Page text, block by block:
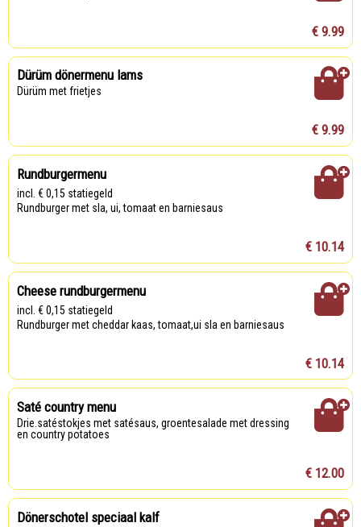
€ 9.99
Dürüm dönermenu lams
Dürüm met frietjes
€ 9.99
Rundburgermenu
incl. € 0,15 statiegeld
Rundburger met sla, ui, tomaat en barniesaus
€ 10.14
Cheese rundburgermenu
incl. € 0,15 statiegeld
Rundburger met cheddar kaas, tomaat,ui sla en barniesaus
€ 10.14
Saté country menu
Drie.satéstokjes met satésaus, groentesalade met dressing
en country potatoes
€ 12.00
Dönerschotel speciaal kalf